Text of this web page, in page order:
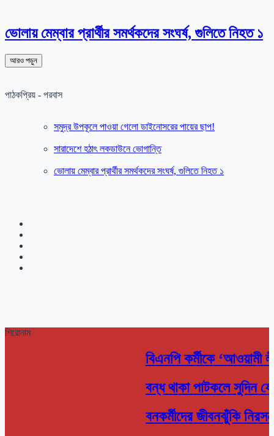
ভোলায় মেম্বার প্রার্থীর সমর্থকদের সংঘর্ষ, গুলিতে নিহত ১
আরও পড়ুন
পাঠকপ্রিয় - পরবাস
সমুদ্র উপকূলে পাওয়া গেলো ডাইনোসরের পায়ের ছাপ!
সারাদেশে হঠাৎ লকডাউনে ভোগান্তি
ভোলায় মেম্বার প্রার্থীর সমর্থকদের সংঘর্ষ, গুলিতে নিহত ১
শিরোনাম
বিএনপি কর্মীকে ‘আওয়ামী
বন্ধ থাকা পাটকলে সুদিন
বনকর্মীদের জীবনঝুঁকি